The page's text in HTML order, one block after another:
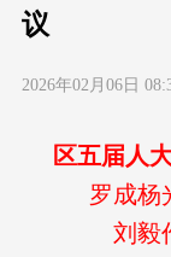
议
2026年02月06日
区五届人
罗成杨
刘毅